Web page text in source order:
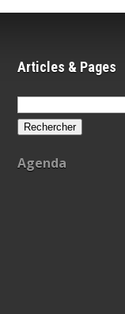
Articles & Pages
Rechercher :
Agenda